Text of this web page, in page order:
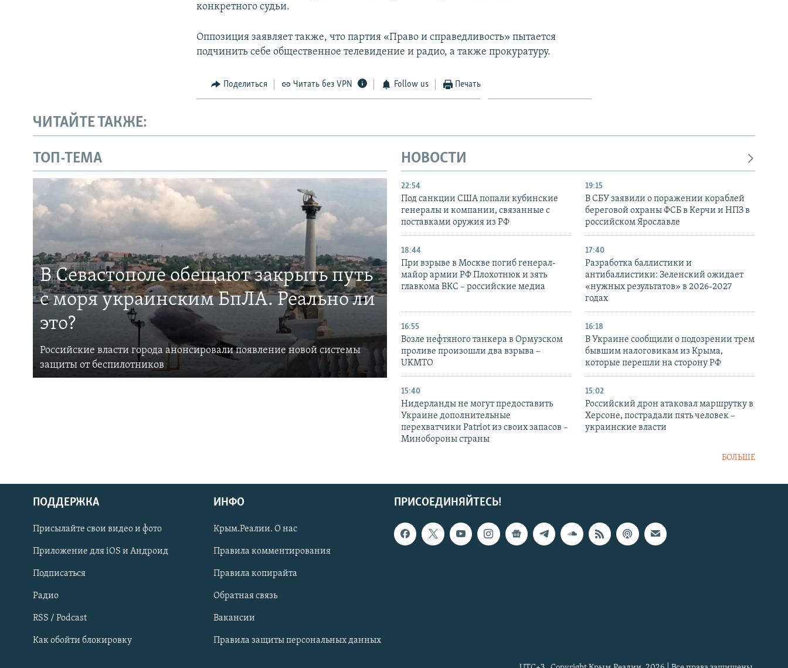
Українською
Qırımtatar
ПРИСОЕДИНЯЙТЕСЬ!
конкретного судьи.
Оппозиция заявляет также, что партия «Право и справедливость» пытается
подчинить себе общественное телевидение и радио, а также прокуратуру.
Поделиться Читать без VPN Follow us Печать
ЧИТАЙТЕ ТАКЖЕ:
ТОП-ТЕМА
В Севастополе обещают закрыть путь
с моря украинским БпЛА. Реально ли
это?
Российские власти города анонсировали появление новой системы
защиты от беспилотников
НОВОСТИ
22:54
Под санкции США попали кубинские
генералы и компании, связанные с
поставками оружия из РФ
19:15
В СБУ заявили о поражении кораблей
береговой охраны ФСБ в Керчи и НПЗ в
российском Ярославле
18:44
При взрыве в Москве погиб генерал-
майор армии РФ Плохотнюк и зять
главкома ВКС – российские медиа
17:40
Разработка баллистики и
антибаллистики: Зеленский ожидает
«нужных результатов» в 2026-2027
годах
16:55
Возле нефтяного танкера в Ормузском
проливе произошли два взрыва –
UKMTO
16:18
В Украине сообщили о подозрении трем
бывшим налоговикам из Крыма,
которые перешли на сторону РФ
15:40
Нидерланды не могут предоставить
Украине дополнительные
перехватчики Patriot из своих запасов –
Минобороны страны
15:02
Российский дрон атаковал маршрутку в
Херсоне, пострадали пять человек –
украинские власти
БОЛЬШЕ
ПРИСОЕДИНЯЙТЕСЬ!
ПОДДЕРЖКА
Присылайте свои видео и фото
Приложение для iOS и Андроид
Подписаться
Радио
RSS / Podcast
Как обойти блокировку
ИНФО
Крым.Реалии. О нас
Правила комментирования
Правила копирайта
Обратная связь
Вакансии
Правила защиты персональных данных